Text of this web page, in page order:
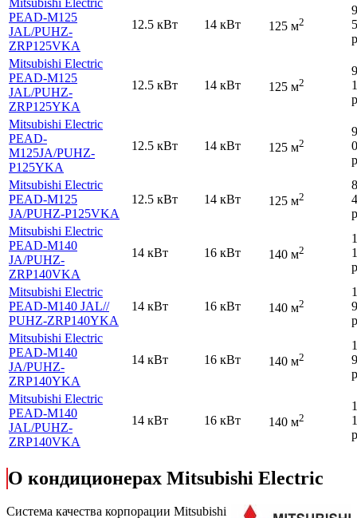
PEAD-M125
JAL/PUHZ-
ZRP125VKA
12.5 кВт 14 кВт 125 м2
Mitsubishi Electric
PEAD-M125
JAL/PUHZ-
ZRP125YKA
12.5 кВт 14 кВт 125 м2
Mitsubishi Electric
PEAD-
M125JA/PUHZ-
P125YKA
12.5 кВт 14 кВт 125 м2
Mitsubishi Electric
PEAD-M125
JA/PUHZ-P125VKA
12.5 кВт 14 кВт 125 м2
Mitsubishi Electric
PEAD-M140
JA/PUHZ-
ZRP140VKA
14 кВт 16 кВт 140 м2
Mitsubishi Electric
PEAD-M140 JAL//
PUHZ-ZRP140YKA
14 кВт 16 кВт 140 м2
Mitsubishi Electric
PEAD-M140
JA/PUHZ-
ZRP140YKA
14 кВт 16 кВт 140 м2
Mitsubishi Electric
PEAD-M140
JAL/PUHZ-
ZRP140VKA
14 кВт 16 кВт 140 м2
О кондиционерах Mitsubishi Electric
Cистема качества корпорации Mitsubishi